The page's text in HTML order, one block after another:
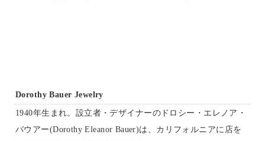
Dorothy Bauer Jewelry
1940年生まれ。設立者・デザイナーのドロシー・エレノア・
バウアー(Dorothy Eleanor Bauer)は、カリフォルニアに店を